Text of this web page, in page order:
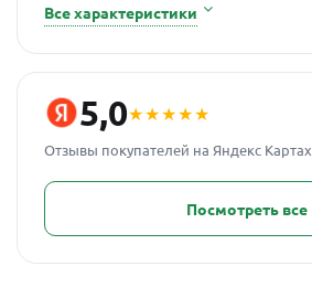
Все характеристики
5,0★★★★★
Отзывы покупателей на Яндекс Картах
Посмотреть все